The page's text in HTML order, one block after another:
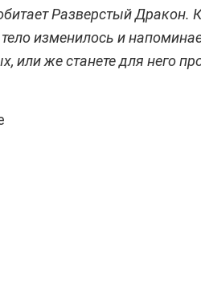
Разверстый Дракон.
изменилось и
или же станете для него